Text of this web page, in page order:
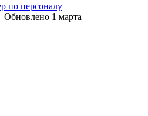
по персоналу
Обновлено 1 марта